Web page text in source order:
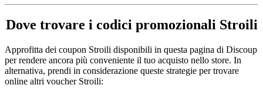
Dove trovare i codici promozionali Stroili
Approfitta dei coupon Stroili disponibili in questa pagina di Discoup
per rendere ancora più conveniente il tuo acquisto nello store. In
alternativa, prendi in considerazione queste strategie per trovare
online altri voucher Stroili: